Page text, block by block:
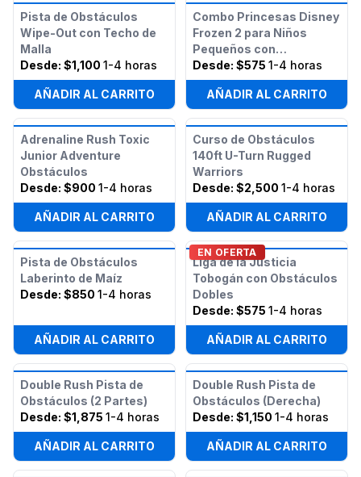
Pista de Obstáculos
Wipe-Out con Techo de
Malla
Desde: $1,100 1-4 horas
AÑADIR AL CARRITO
Combo Princesas Disney
Frozen 2 para Niños
Pequeños con
Obstáculos
Desde: $575 1-4 horas
AÑADIR AL CARRITO
Adrenaline Rush Toxic
Junior Adventure
Obstáculos
Desde: $900 1-4 horas
AÑADIR AL CARRITO
Curso de Obstáculos
140ft U-Turn Rugged
Warriors
Desde: $2,500 1-4 horas
AÑADIR AL CARRITO
Pista de Obstáculos
Laberinto de Maíz
Desde: $850 1-4 horas
AÑADIR AL CARRITO
EN OFERTA
Liga de la Justicia
Tobogán con Obstáculos
Dobles
Desde: $575 1-4 horas
AÑADIR AL CARRITO
Double Rush Pista de
Obstáculos (2 Partes)
Desde: $1,875 1-4 horas
AÑADIR AL CARRITO
Double Rush Pista de
Obstáculos (Derecha)
Desde: $1,150 1-4 horas
AÑADIR AL CARRITO